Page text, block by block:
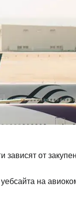
зависят от
на